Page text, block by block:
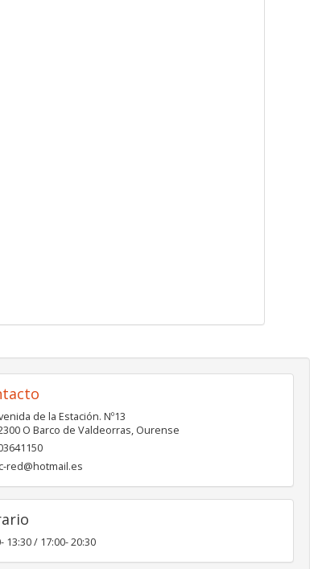
de la Estación. Nº13
O Barco de Valdeorras, Ourense
red@hotmail.es
13:30 / 17:00- 20:30